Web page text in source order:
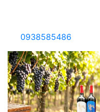
0938585486